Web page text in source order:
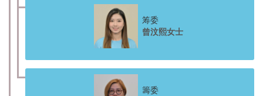
筹委
曾汶熙女士
籌委